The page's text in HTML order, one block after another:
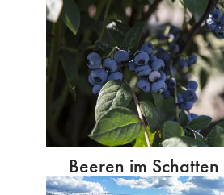
Beeren im